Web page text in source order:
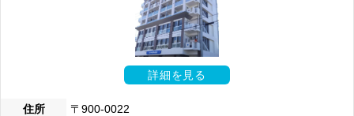
詳細を見る
住所
〒900-0022